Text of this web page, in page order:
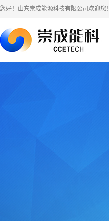
您好！山东崇成能源科技有限公司欢迎您！